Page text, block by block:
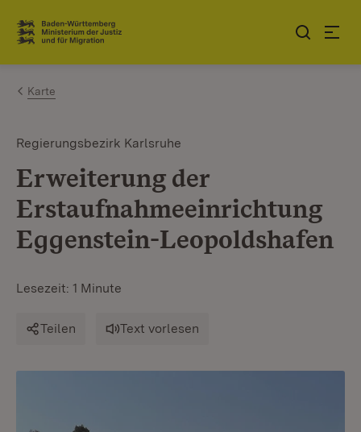
Zum Inhalt springen
Link zur Startseite
Karte
Regierungsbezirk Karlsruhe
Erweiterung der
Erstaufnahmeeinrichtung
Eggenstein-Leopoldshafen
Lesezeit: 1 Minute
Teilen Text vorlesen